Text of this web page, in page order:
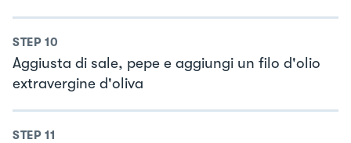
STEP 10
Aggiusta di sale, pepe e aggiungi un filo d'olio
extravergine d'oliva
STEP 11